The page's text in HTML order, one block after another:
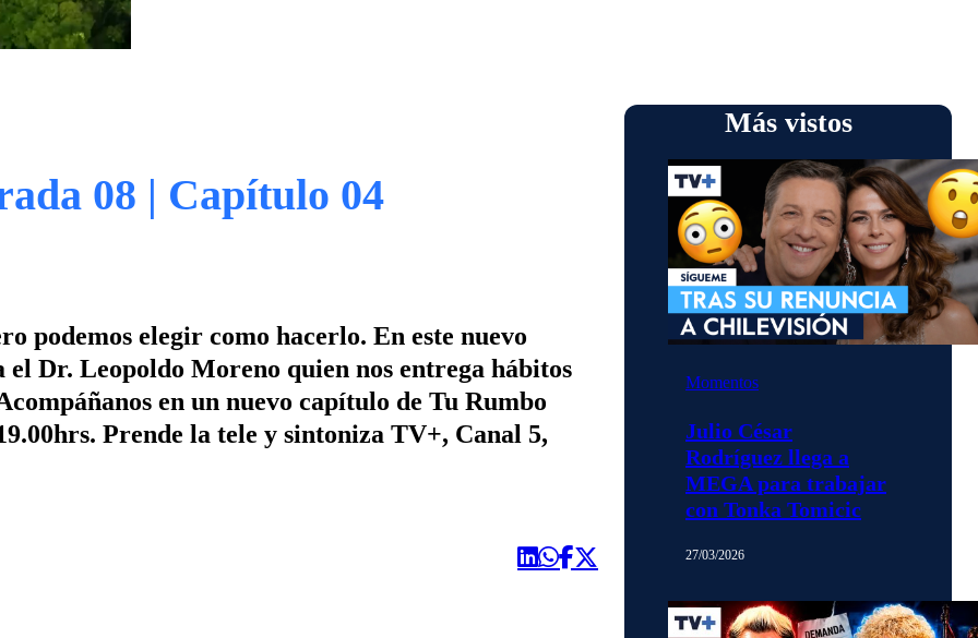
08 | Capítulo 04
podemos elegir como hacerlo. En este nuevo
el Dr. Leopoldo Moreno quien nos entrega hábitos
en un nuevo capítulo de Tu Rumbo
Prende la tele y sintoniza TV+, Canal 5,
Más vistos
Momentos
Julio César
Rodríguez llega a
MEGA para trabajar
con Tonka Tomicic
27/03/2026